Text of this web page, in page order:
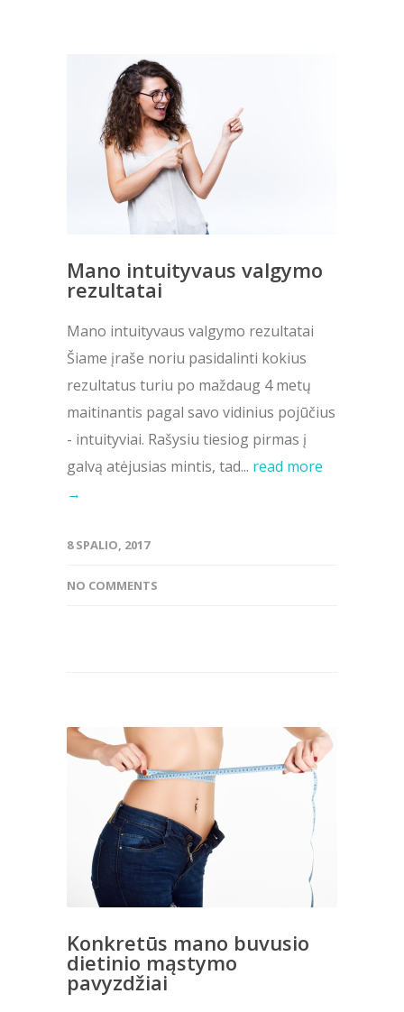
Mano intuityvaus valgymo
rezultatai
Mano intuityvaus valgymo rezultatai
Šiame įraše noriu pasidalinti kokius
rezultatus turiu po maždaug 4 metų
maitinantis pagal savo vidinius pojūčius
- intuityviai. Rašysiu tiesiog pirmas į
galvą atėjusias mintis, tad... read more
→
8 SPALIO, 2017
NO COMMENTS
Konkretūs mano buvusio
dietinio mąstymo
pavyzdžiai